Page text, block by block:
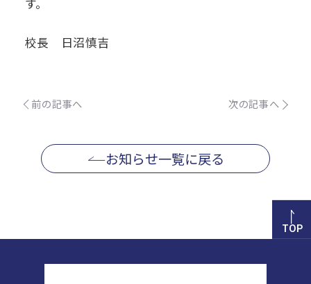
す。
校長 日沼慎吉
前の記事へ 次の記事へ
お知らせ一覧に戻る
TOP